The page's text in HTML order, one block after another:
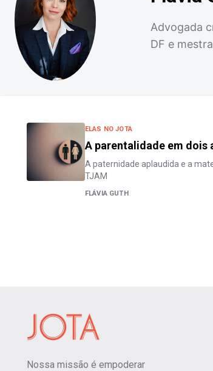
Advogada
DF e
ELAS NO JOTA
A parentalidade em dois
A paternidade aplaudida e a
TJAM
FLÁVIA GUTH
Nossa missão é empoderar